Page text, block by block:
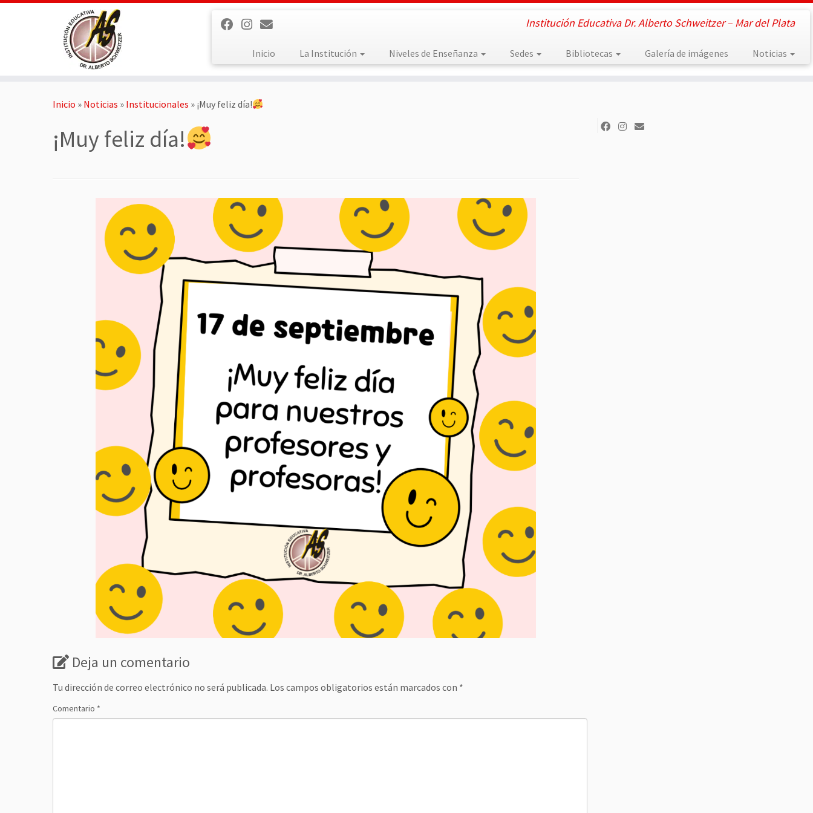
Saltar
Institución Educativa Dr. Alberto Schweitzer – Mar del Plata
Inicio La Institución Niveles de Enseñanza Sedes Bibliotecas Galería de imágenes Noticias
Inicio » Noticias » Institucionales » ¡Muy feliz día!
¡Muy feliz día!
Deja un comentario
Tu dirección de correo electrónico no será publicada. Los campos obligatorios están marcados con *
Comentario *